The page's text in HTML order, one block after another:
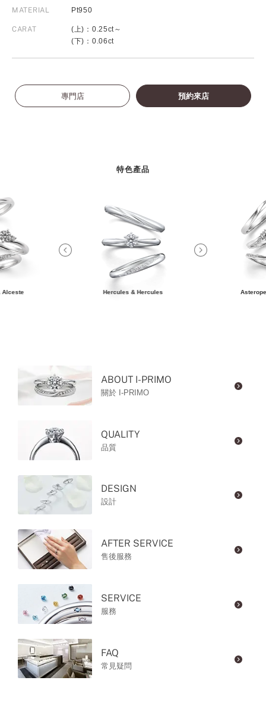
MATERIAL Pt950
CARAT
(上)：0.25ct～
(下)：0.06ct
專門店 預約來店
特色產品
Alceste Hercules & Hercules
ABOUT I-PRIMO
關於 I-PRIMO
QUALITY
品質
DESIGN
設計
AFTER SERVICE
售後服務
SERVICE
服務
FAQ
常見疑問